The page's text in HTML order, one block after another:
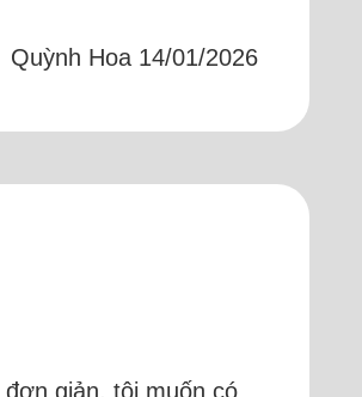
Quỳnh Hoa 14/01/2026
giản, tôi muốn có